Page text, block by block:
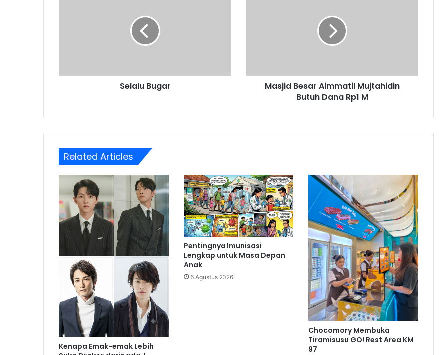
Selalu Bugar
Masjid Besar Aimmatil Mujtahidin
Butuh Dana Rp1 M
Related Articles
Kenapa Emak-emak Lebih
Pentingnya Imunisasi
Lengkap untuk Masa Depan
Anak
6 Agustus 2026
Chocomory Membuka
Tiramisusu GO! Rest Area KM
97